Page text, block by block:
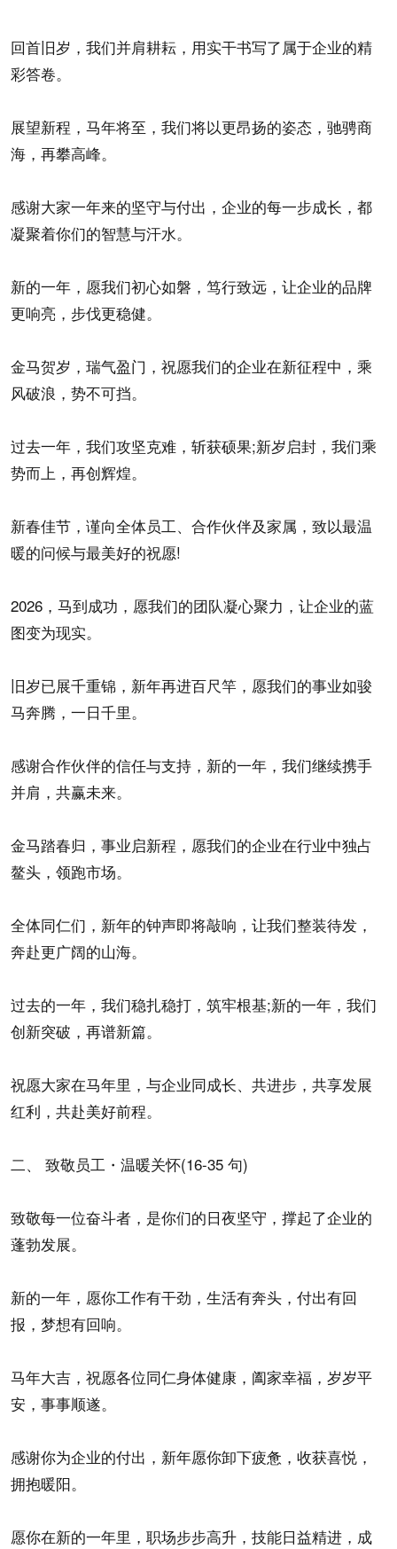
回首旧岁，我们并肩耕耘，用实干书写了属于企业的精
彩答卷。
展望新程，马年将至，我们将以更昂扬的姿态，驰骋商
海，再攀高峰。
感谢大家一年来的坚守与付出，企业的每一步成长，都
凝聚着你们的智慧与汗水。
新的一年，愿我们初心如磐，笃行致远，让企业的品牌
更响亮，步伐更稳健。
金马贺岁，瑞气盈门，祝愿我们的企业在新征程中，乘
风破浪，势不可挡。
过去一年，我们攻坚克难，斩获硕果;新岁启封，我们乘
势而上，再创辉煌。
新春佳节，谨向全体员工、合作伙伴及家属，致以最温
暖的问候与最美好的祝愿!
2026，马到成功，愿我们的团队凝心聚力，让企业的蓝
图变为现实。
旧岁已展千重锦，新年再进百尺竿，愿我们的事业如骏
马奔腾，一日千里。
感谢合作伙伴的信任与支持，新的一年，我们继续携手
并肩，共赢未来。
金马踏春归，事业启新程，愿我们的企业在行业中独占
鳌头，领跑市场。
全体同仁们，新年的钟声即将敲响，让我们整装待发，
奔赴更广阔的山海。
过去的一年，我们稳扎稳打，筑牢根基;新的一年，我们
创新突破，再谱新篇。
祝愿大家在马年里，与企业同成长、共进步，共享发展
红利，共赴美好前程。
二、 致敬员工・温暖关怀(16-35 句)
致敬每一位奋斗者，是你们的日夜坚守，撑起了企业的
蓬勃发展。
新的一年，愿你工作有干劲，生活有奔头，付出有回
报，梦想有回响。
马年大吉，祝愿各位同仁身体健康，阖家幸福，岁岁平
安，事事顺遂。
感谢你为企业的付出，新年愿你卸下疲惫，收获喜悦，
拥抱暖阳。
愿你在新的一年里，职场步步高升，技能日益精进，成